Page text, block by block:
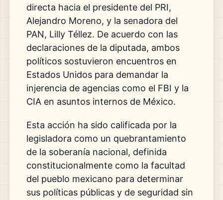
directa hacia el presidente del PRI,
Alejandro Moreno, y la senadora del
PAN, Lilly Téllez. De acuerdo con las
declaraciones de la diputada, ambos
políticos sostuvieron encuentros en
Estados Unidos para demandar la
injerencia de agencias como el FBI y la
CIA en asuntos internos de México.
Esta acción ha sido calificada por la
legisladora como un quebrantamiento
de la soberanía nacional, definida
constitucionalmente como la facultad
del pueblo mexicano para determinar
sus políticas públicas y de seguridad sin